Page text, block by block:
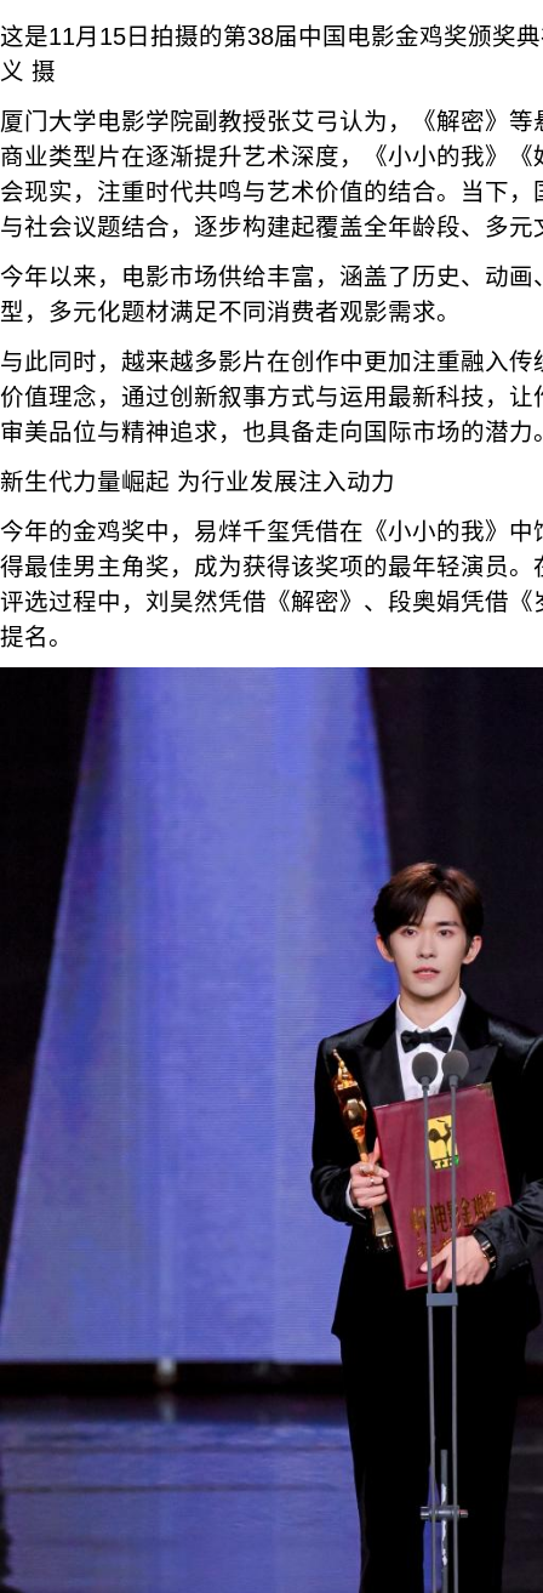
这是11月15日拍摄的第38届中国电影金鸡奖颁奖
义 摄
厦门大学电影学院副教授张艾弓认为，《解密》
商业类型片在逐渐提升艺术深度，《小小的我》
会现实，注重时代共鸣与艺术价值的结合。当下
与社会议题结合，逐步构建起覆盖全年龄段、多
今年以来，电影市场供给丰富，涵盖了历史、动
型，多元化题材满足不同消费者观影需求。
与此同时，越来越多影片在创作中更加注重融入
价值理念，通过创新叙事方式与运用最新科技，
审美品位与精神追求，也具备走向国际市场的潜力
新生代力量崛起 为行业发展注入动力
今年的金鸡奖中，易烊千玺凭借在《小小的我》
得最佳男主角奖，成为获得该奖项的最年轻演员
评选过程中，刘昊然凭借《解密》、段奥娟凭借
提名。